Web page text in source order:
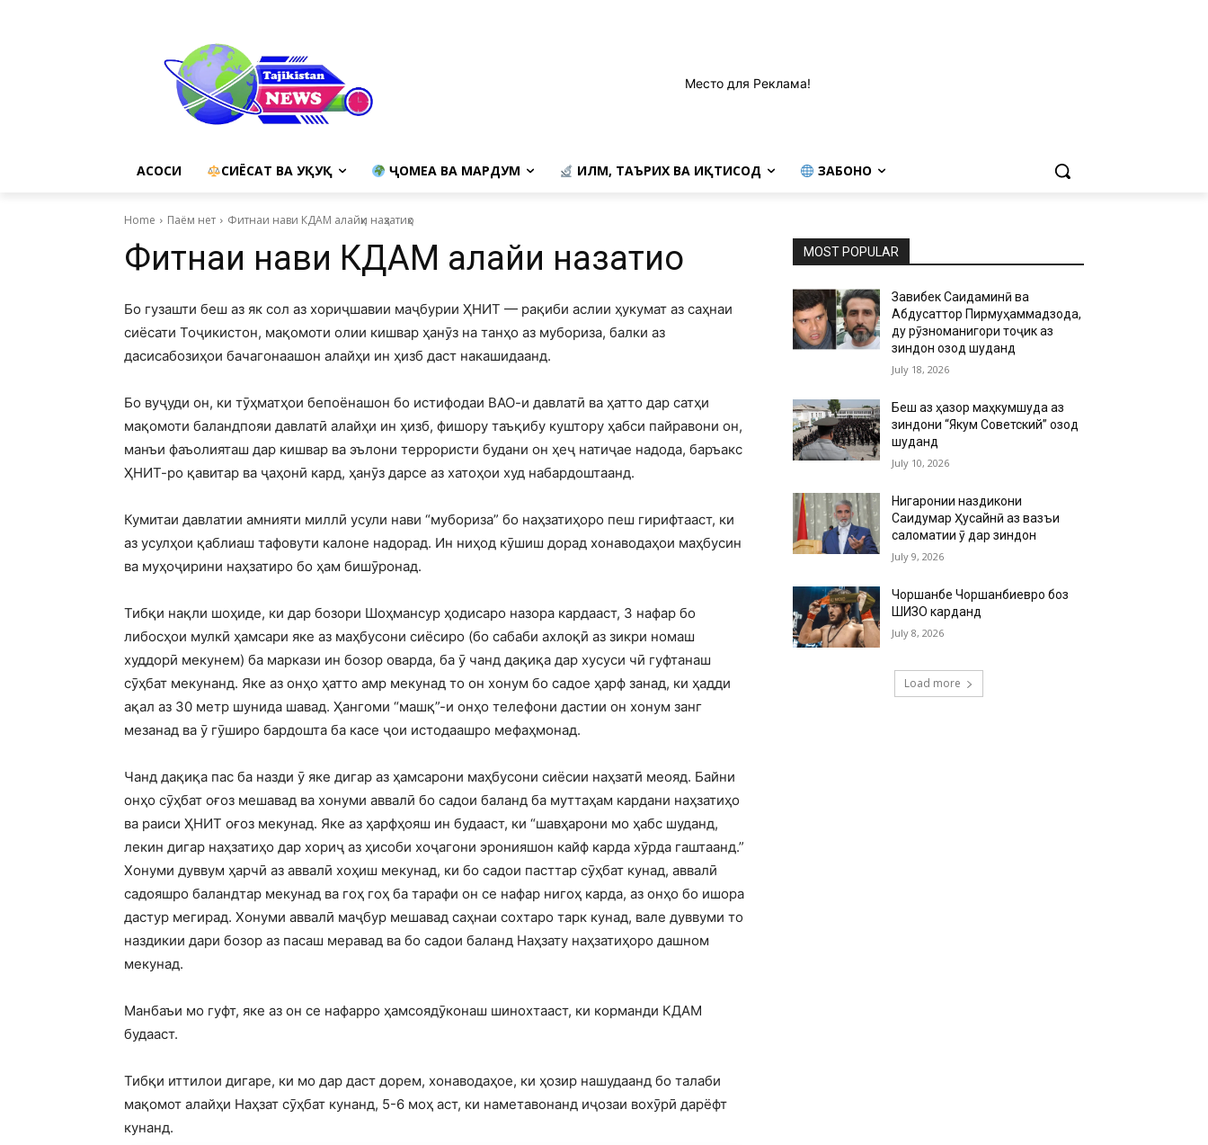
Место для Реклама!
АСОСИ СИЁСАТ ВА ҲУҚУҚ ҶОМЕА ВА МАРДУМ ИЛМ, ТАЪРИХ ВА ИҚТИСОД ЗАБОНҲО
Home Паём нет Фитнаи нави КДАМ алайҳи наҳзатиҳо
Фитнаи нави КДАМ алайҳи наҳзатиҳо
Бо гузашти беш аз як сол аз хориҷшавии маҷбурии ҲНИТ — рақиби аслии ҳукумат аз саҳнаи
сиёсати Тоҷикистон, мақомоти олии кишвар ҳанӯз на танҳо аз мубориза, балки аз
дасисабозиҳои бачагонаашон алайҳи ин ҳизб даст накашидаанд.
Бо вуҷуди он, ки тӯҳматҳои бепоёнашон бо истифодаи ВАО-и давлатӣ ва ҳатто дар сатҳи
мақомоти баландпояи давлатӣ алайҳи ин ҳизб, фишору таъқибу куштору ҳабси пайравони он,
манъи фаъолияташ дар кишвар ва эълони террористи будани он ҳеҷ натиҷае надода, баръакс
ҲНИТ-ро қавитар ва ҷаҳонӣ кард, ҳанӯз дарсе аз хатоҳои худ набардоштаанд.
Кумитаи давлатии амнияти миллӣ усули нави “мубориза” бо наҳзатиҳоро пеш гирифтааст, ки
аз усулҳои қаблиаш тафовути калоне надорад. Ин ниҳод кӯшиш дорад хонаводаҳои маҳбусин
ва муҳоҷирини наҳзатиро бо ҳам бишӯронад.
Тибқи нақли шоҳиде, ки дар бозори Шоҳмансур ҳодисаро назора кардааст, 3 нафар бо
либосҳои мулкӣ ҳамсари яке аз маҳбусони сиёсиро (бо сабаби ахлоқӣ аз зикри номаш
худдорӣ мекунем) ба маркази ин бозор оварда, ба ӯ чанд дақиқа дар хусуси чӣ гуфтанаш
сӯҳбат мекунанд. Яке аз онҳо ҳатто амр мекунад то он хонум бо садое ҳарф занад, ки ҳадди
ақал аз 30 метр шунида шавад. Ҳангоми “машқ”-и онҳо телефони дастии он хонум занг
мезанад ва ӯ гӯширо бардошта ба касе ҷои истодаашро мефаҳмонад.
Чанд дақиқа пас ба назди ӯ яке дигар аз ҳамсарони маҳбусони сиёсии наҳзатӣ меояд. Байни
онҳо сӯҳбат оғоз мешавад ва хонуми аввалӣ бо садои баланд ба муттаҳам кардани наҳзатиҳо
ва раиси ҲНИТ оғоз мекунад. Яке аз ҳарфҳояш ин будааст, ки “шавҳарони мо ҳабс шуданд,
лекин дигар наҳзатиҳо дар хориҷ аз ҳисоби хоҷагони эронияшон кайф карда хӯрда гаштаанд.”
Хонуми дуввум ҳарчӣ аз аввалӣ хоҳиш мекунад, ки бо садои пасттар сӯҳбат кунад, аввалӣ
садояшро баландтар мекунад ва гоҳ гоҳ ба тарафи он се нафар нигоҳ карда, аз онҳо бо ишора
дастур мегирад. Хонуми аввалӣ маҷбур мешавад саҳнаи сохтаро тарк кунад, вале дуввуми то
наздикии дари бозор аз пасаш меравад ва бо садои баланд Наҳзату наҳзатиҳоро дашном
мекунад.
Манбаъи мо гуфт, яке аз он се нафарро ҳамсоядӯконаш шинохтааст, ки корманди КДАМ
будааст.
Тибқи иттилои дигаре, ки мо дар даст дорем, хонаводаҳое, ки ҳозир нашудаанд бо талаби
мақомот алайҳи Наҳзат сӯҳбат кунанд, 5-6 моҳ аст, ки наметавонанд иҷозаи вохӯрӣ дарёфт
кунанд.
MOST POPULAR
Завқибек Саидаминӣ ва
Абдусаттор Пирмуҳаммадзода,
ду рӯзноманигори тоҷик аз
зиндон озод шуданд
July 18, 2026
Беш аз ҳазор маҳкумшуда аз
зиндони “Якум Советский” озод
шуданд
July 10, 2026
Нигаронии наздикони
Саидумар Ҳусайнӣ аз вазъи
саломатии ӯ дар зиндон
July 9, 2026
Чоршанбе Чоршанбиевро боз
ШИЗО карданд
July 8, 2026
Load more